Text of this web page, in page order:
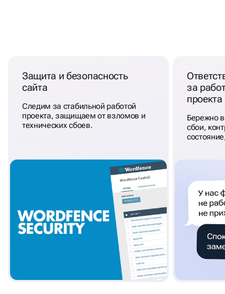
Защита и безопасность
сайта
Следим за стабильной работой
проекта, защищаем от взломов и
технических сбоев.
за
проекта
Бережно
сбои,